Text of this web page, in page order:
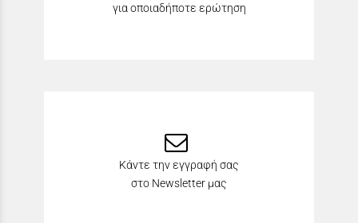
για οποιαδήποτε ερώτηση
Κάντε την εγγραφή σας
στο Newsletter μας